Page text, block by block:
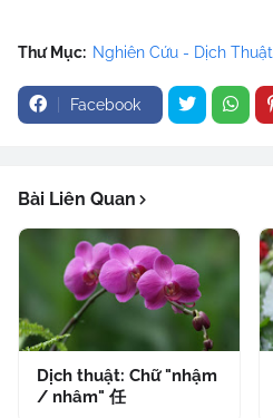
Thư Mục: Nghiên Cứu - Dịch Thuật
Facebook
Bài Liên Quan
Dịch thuật: Chữ "nhậm
/ nhâm" 任